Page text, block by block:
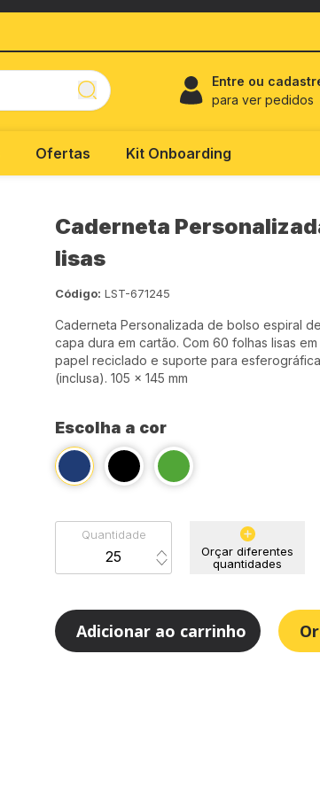
Entre ou
para ver pedidos
Ofertas Kit Onboarding
Caderneta
lisas
Código: LST-671245
Caderneta Personalizada de bolso espiral de
capa dura em cartão. Com 60 folhas lisas em
papel reciclado e suporte para esferográfica
(inclusa). 105 x 145 mm
Escolha a cor
Quantidade
Orçar diferentes
quantidades
Adicionar ao carrinho